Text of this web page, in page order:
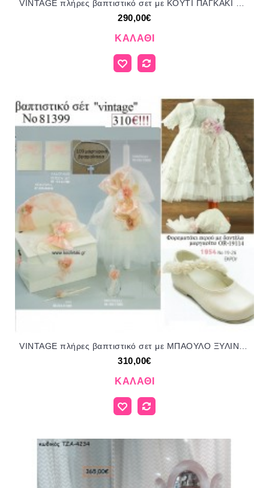
290,00€
ΚΑΛΆΘΙ
310,00€
ΚΑΛΆΘΙ